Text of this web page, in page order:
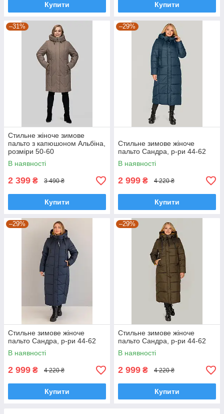
Купити Купити
–31%
Стильне жіноче зимове
пальто з капюшоном Альбіна,
розміри 50-60
В наявності
2 399 ₴ 3 490 ₴
Купити
–29%
Стильне зимове жіноче
пальто Сандра, р-ри 44-62
В наявності
2 999 ₴ 4 220 ₴
Купити
–29%
Стильне зимове жіноче
пальто Сандра, р-ри 44-62
В наявності
2 999 ₴ 4 220 ₴
Купити
–29%
Стильне зимове жіноче
пальто Сандра, р-ри 44-62
В наявності
2 999 ₴ 4 220 ₴
Купити